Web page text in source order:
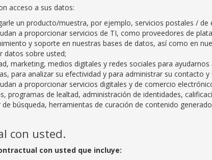
acceso a sus datos:
un producto/muestra, por ejemplo, servicios postales / de
a proporcionar servicios de TI, como proveedores de
y soporte en nuestras bases de datos, así como en
datos sobre usted;
marketing, medios digitales y redes sociales para
para analizar su efectividad y para administrar su contacto y
a proporcionar servicios digitales y de comercio
programas de lealtad, administración de identidades,
búsqueda, herramientas de curación de contenido
con usted.
con usted que incluye: